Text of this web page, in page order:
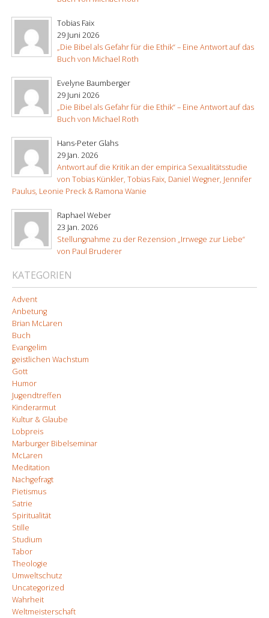
Tobias Faix
29 Juni 2026
„Die Bibel als Gefahr für die Ethik“ – Eine Antwort auf das
Buch von Michael Roth
Evelyne Baumberger
29 Juni 2026
„Die Bibel als Gefahr für die Ethik“ – Eine Antwort auf das
Buch von Michael Roth
Hans-Peter Glahs
29 Jan. 2026
Antwort auf die Kritik an der empirica Sexualitätsstudie
von Tobias Künkler, Tobias Faix, Daniel Wegner, Jennifer
Paulus, Leonie Preck & Ramona Wanie
Raphael Weber
23 Jan. 2026
Stellungnahme zu der Rezension „Irrwege zur Liebe“
von Paul Bruderer
KATEGORIEN
Advent
Anbetung
Brian McLaren
Buch
Evangelim
geistlichen Wachstum
Gott
Humor
Jugendtreffen
Kinderarmut
Kultur & Glaube
Lobpreis
Marburger Bibelseminar
McLaren
Meditation
Nachgefragt
Pietismus
Satrie
Spiritualität
Stille
Studium
Tabor
Theologie
Umweltschutz
Uncategorized
Wahrheit
Weltmeisterschaft